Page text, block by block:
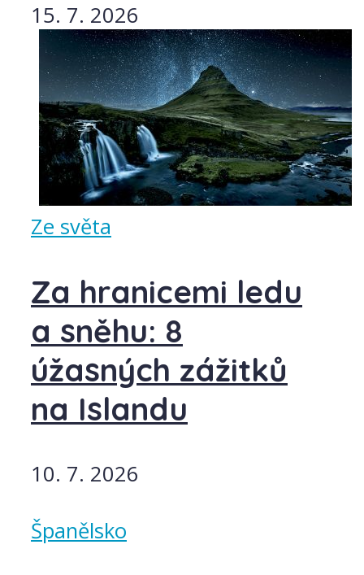
15. 7. 2026
Ze světa
Za hranicemi ledu
a sněhu: 8
úžasných zážitků
na Islandu
10. 7. 2026
Španělsko